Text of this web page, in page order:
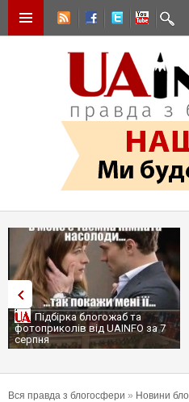
Підбірка блогожаб та
фотоприколів від UAINFO за 7
серпня
Вся правда з блогосфери » Новини